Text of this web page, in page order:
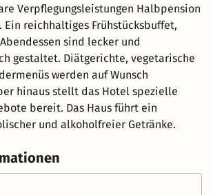
Verpflegungsleistungen Halbpension
Ein reichhaltiges Frühstücksbuffet,
sind lecker und
gestaltet. Diätgerichte, vegetarische
werden auf Wunsch
hinaus stellt das Hotel spezielle
bereit. Das Haus führt ein
und alkoholfreier Getränke.